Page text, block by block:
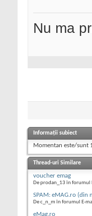
Nu ma
Informații subiect
Momentan este/sunt
Thread-uri Similare
voucher emag
De prodan_13 în forumul
SPAM: eMAG.ro (din
De c_n_m în forumul E-
eMag.ro